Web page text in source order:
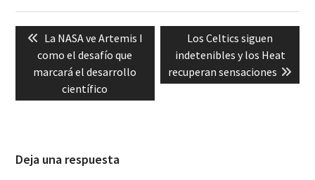
Navegación
de
entradas
Previous
post:
La NASA ve Artemis I
como el desafío que
marcará el desarrollo
científico
Next
post:
Los Celtics siguen
indetenibles y los Heat
recuperan sensaciones
Deja una respuesta